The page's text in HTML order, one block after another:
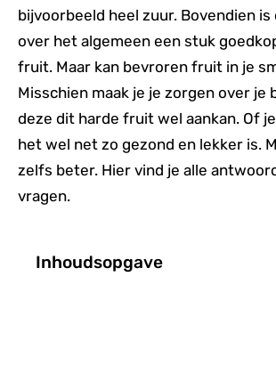
bijvoorbeeld heel zuur. Bovendien
over het algemeen een stuk
fruit. Maar kan bevroren fruit in je
Misschien maak je je zorgen over je
deze dit harde fruit wel aankan. Of
het wel net zo gezond en lekker is.
zelfs beter. Hier vind je alle
vragen.
Inhoudsopgave